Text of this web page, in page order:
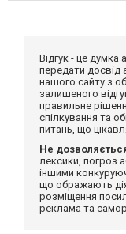
Відгук - це думка
передати досвід
нашого сайту з
залишеного
правильне
спілкування та
питань, що
Не
лексики, погроз
іншими
що ображають
розміщення
реклама та